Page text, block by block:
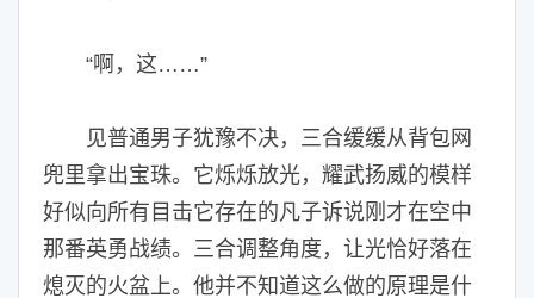
“啊，这……”
见普通男子犹豫不决，三合缓缓从背包网
兜里拿出宝珠。它烁烁放光，耀武扬威的模样
好似向所有目击它存在的凡子诉说刚才在空中
那番英勇战绩。三合调整角度，让光恰好落在
熄灭的火盆上。他并不知道这么做的原理是什